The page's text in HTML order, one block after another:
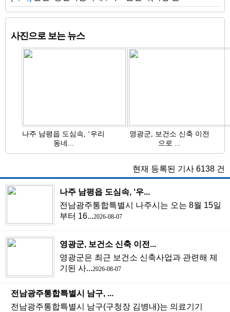
사진으로 보는 뉴스
나주 남평읍 도심속, ‘우리
동네...
영광군, 보건소 신축 이전
으로 ...
현재 등록된 기사 6138 건
나주 남평읍 도심속, ‘우...
전남광주통합특별시 나주시는 오는 8월 15일
부터 16...2026-08-07
영광군, 보건소 신축 이전...
영광군은 최근 보건소 신축사업과 관련해 제
기된 사...2026-08-07
전남광주통합특별시 남구, ...
전남광주통합특별시 남구(구청장 김병내)는 의료기기